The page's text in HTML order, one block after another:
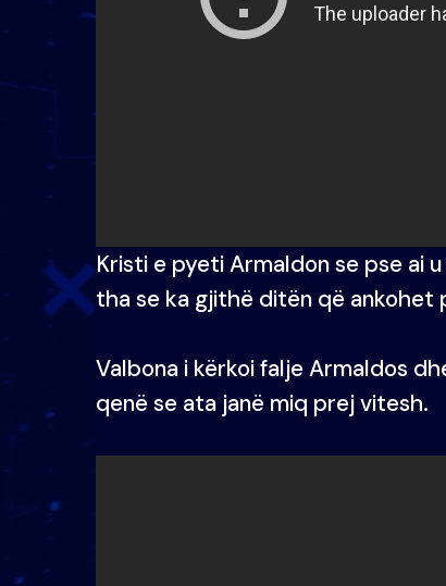
Kristi e pyeti Armaldon se pse ai
tha se ka gjithë ditën që ankohet
Valbona i kërkoi falje Armaldos
qenë se ata janë miq prej vitesh.